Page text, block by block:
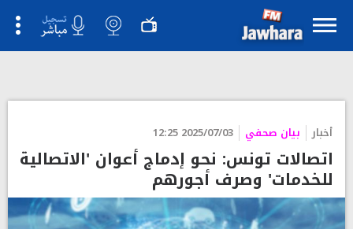
أخبار بيان صحفي 2025/07/03 12:25
اتصالات تونس: نحو إدماج أعوان 'الاتصالية
للخدمات' وصرف أجورهم